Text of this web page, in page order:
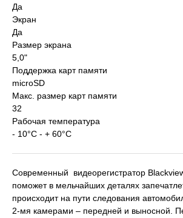
Да
Экран
Да
Размер экрана
5,0"
Поддержка карт памяти
microSD
Макс. размер карт памяти
32
Рабочая температура
- 10°С - + 60°С
Современный видеорегистратор
поможет в мельчайших деталях
происходит на пути следования
2-мя камерами – передней и выносной.